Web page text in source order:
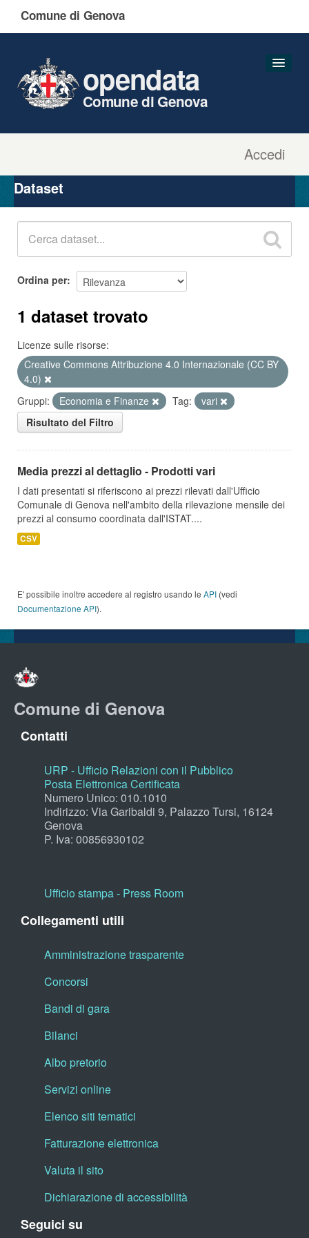
Comune di Genova
Accedi
opendata
Comune di Genova
Organizzazioni
Gruppi
Dataset
Ordina per
1 dataset trovato
Licenze sulle risorse:
Creative Commons Attribuzione 4.0 Internazionale (CC BY
4.0)
Gruppi:
Economia e Finanze Tag:
vari
Risultato del Filtro
Media prezzi al dettaglio - Prodotti vari
I dati presentati si riferiscono ai prezzi rilevati dall'Ufficio
Comunale di Genova nell'ambito della rilevazione mensile dei
prezzi al consumo coordinata dall'ISTAT....
CSV
E' possibile inoltre accedere al registro usando le API (vedi
Documentazione API).
Comune di Genova
Contatti
URP - Ufficio Relazioni con il Pubblico
Posta Elettronica Certificata
Numero Unico: 010.1010
Indirizzo: Via Garibaldi 9, Palazzo Tursi, 16124
Genova
P. Iva: 00856930102
Ufficio stampa - Press Room
Collegamenti utili
Amministrazione trasparente
Concorsi
Bandi di gara
Bilanci
Albo pretorio
Servizi online
Elenco siti tematici
Fatturazione elettronica
Valuta il sito
Dichiarazione di accessibilità
Seguici su